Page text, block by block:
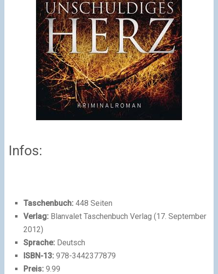
Infos:
Taschenbuch:448 Seiten
Verlag:Blanvalet Taschenbuch Verlag (17. September
2012)
Sprache:Deutsch
ISBN-13:978-3442377879
Preis:9.99